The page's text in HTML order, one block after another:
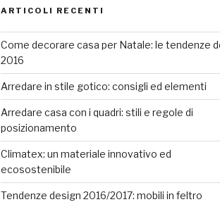
ARTICOLI RECENTI
Come decorare casa per Natale: le tendenze
2016
Arredare in stile gotico: consigli ed elementi
Arredare casa con i quadri: stili e regole di
posizionamento
Climatex: un materiale innovativo ed
ecosostenibile
Tendenze design 2016/2017: mobili in feltro